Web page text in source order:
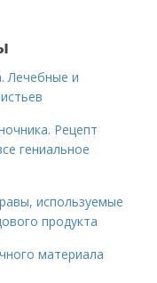
Лечебные и
Рецепт
гениальное
используемые
продукта
материала